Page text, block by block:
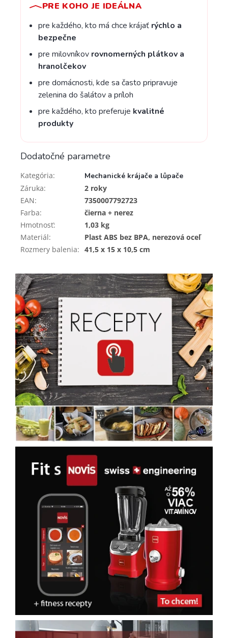
PRE KOHO JE IDEÁLNA
pre každého, kto má chce krájať rýchlo a
bezpečne
pre milovníkov rovnomerných plátkov a
hranolčekov
pre domácnosti, kde sa často pripravuje
zelenina do šalátov a príloh
pre každého, kto preferuje kvalitné
produkty
Dodatočné parametre
Kategória:
Mechanické krájače a lůpače
Záruka:
2 roky
EAN:
7350007792723
Farba:
čierna + nerez
Hmotnosť:
1,03 kg
Materiál:
Plast ABS bez BPA, nerezová oceľ
Rozmery balenia: 41,5 x 15 x 10,5 cm